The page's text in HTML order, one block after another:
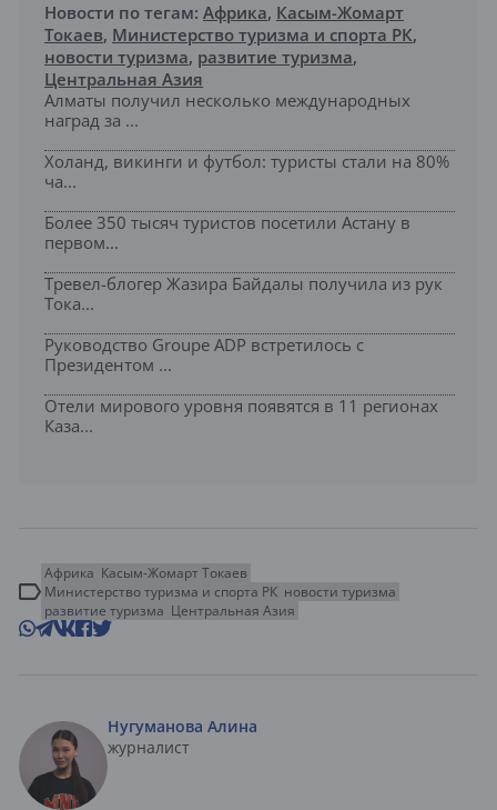
Новости по тегам: Африка, Касым-Жомарт
Токаев, Министерство туризма и спорта РК,
новости туризма, развитие туризма,
Центральная Азия
Алматы получил несколько международных
наград за ...
Холанд, викинги и футбол: туристы стали на 80%
ча...
Более 350 тысяч туристов посетили Астану в
первом...
Тревел-блогер Жазира Байдалы получила из рук
Тока...
Руководство Groupe ADP встретилось с
Президентом ...
Отели мирового уровня появятся в 11 регионах
Каза...
Африка Касым-Жомарт Токаев
Министерство туризма и спорта РК новости туризма
развитие туризма Центральная Азия
Нугуманова Алина
журналист